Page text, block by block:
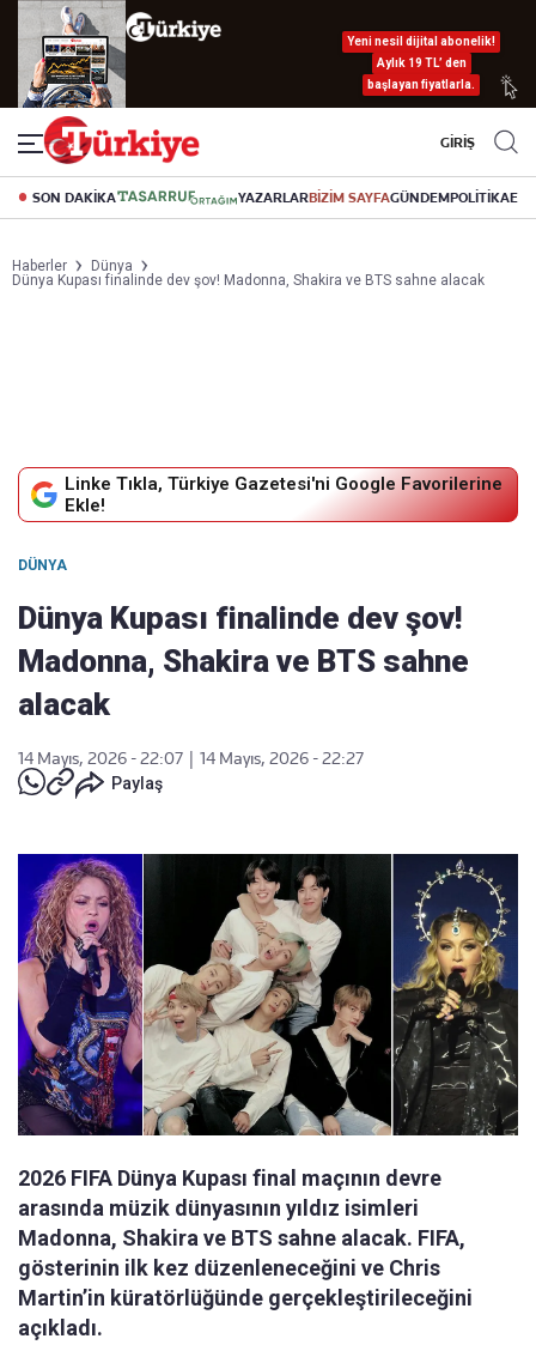
Yeni nesil dijital abonelik!
Aylık 19 TL’ den
başlayan fiyatlarla.
GİRİŞ
SON DAKİKA YAZARLARBİZİM SAYFAGÜNDEMPOLİTİKA
Haberler
Dünya
Dünya Kupası finalinde dev şov! Madonna, Shakira ve BTS sahne alacak
Linke Tıkla, Türkiye Gazetesi'ni Google Favorilerine
Ekle!
DÜNYA
Dünya Kupası finalinde dev şov!
Madonna, Shakira ve BTS sahne
alacak
14 Mayıs, 2026 - 22:07
14 Mayıs, 2026 - 22:27
Paylaş
2026 FIFA Dünya Kupası final maçının devre
arasında müzik dünyasının yıldız isimleri
Madonna, Shakira ve BTS sahne alacak. FIFA,
gösterinin ilk kez düzenleneceğini ve Chris
Martin’in küratörlüğünde gerçekleştirileceğini
açıkladı.